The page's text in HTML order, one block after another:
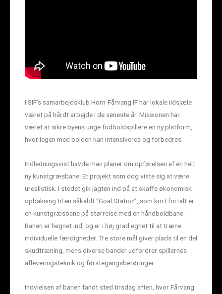
I SIF’s samarbejdsklub Horn-Fårvang IF har lokale ildsjæle
været på hårdt arbejde i de seneste år. Missionen har
været at sikre byens unge fodboldspillere en ny platform,
hvor legen med bolden kan intensiveres og forbedres.
Indledningsvist havde man planer om opførelsen af en helt
ny kunstgræsbane. Et projekt som dog viste sig at være
urealistisk. I stedet gik jagten ind på at skaffe økonomisk
opbakning til en såkaldt “Goal Station”, som kort fortalt er
en kunstgræsbane på størrelse med en håndboldbane.
Banen er hegnet ind, og er i høj grad egnet til at træne
individuelle færdigheder. Tre store mål giver plads til en del
skudtræning, mens diverse bander udfordrer spillernes
afleveringsteknik og førstegangsberøringer.
Indvielsen af banen fandt sted tirsdag aften, hvor Fårvang